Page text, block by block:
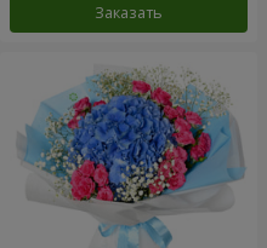
Заказать